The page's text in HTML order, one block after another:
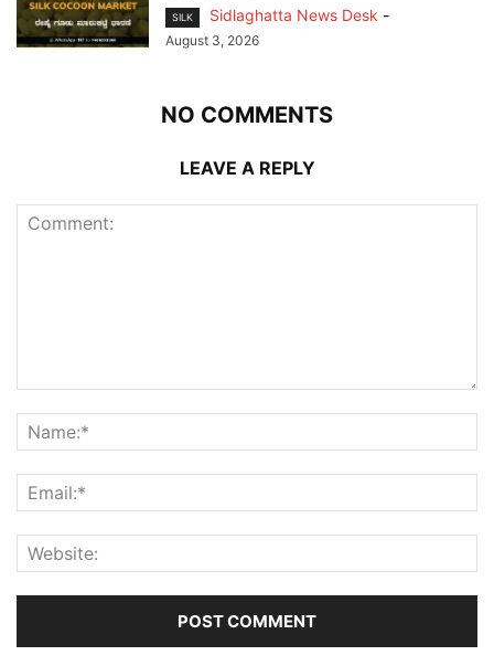
SILK Sidlaghatta News Desk -
August 3, 2026
NO COMMENTS
LEAVE A REPLY